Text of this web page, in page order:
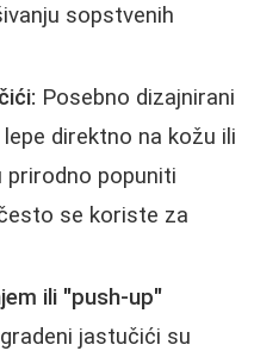
sopstvenih
Posebno dizajnirani
direktno na kožu ili
prirodno popuniti
se koriste za
ili "push-up"
jastučići su